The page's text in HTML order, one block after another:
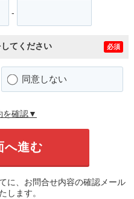
-
てください 必須
同意しない
を確認▼
に、お問合せ内容の確認メール
します。